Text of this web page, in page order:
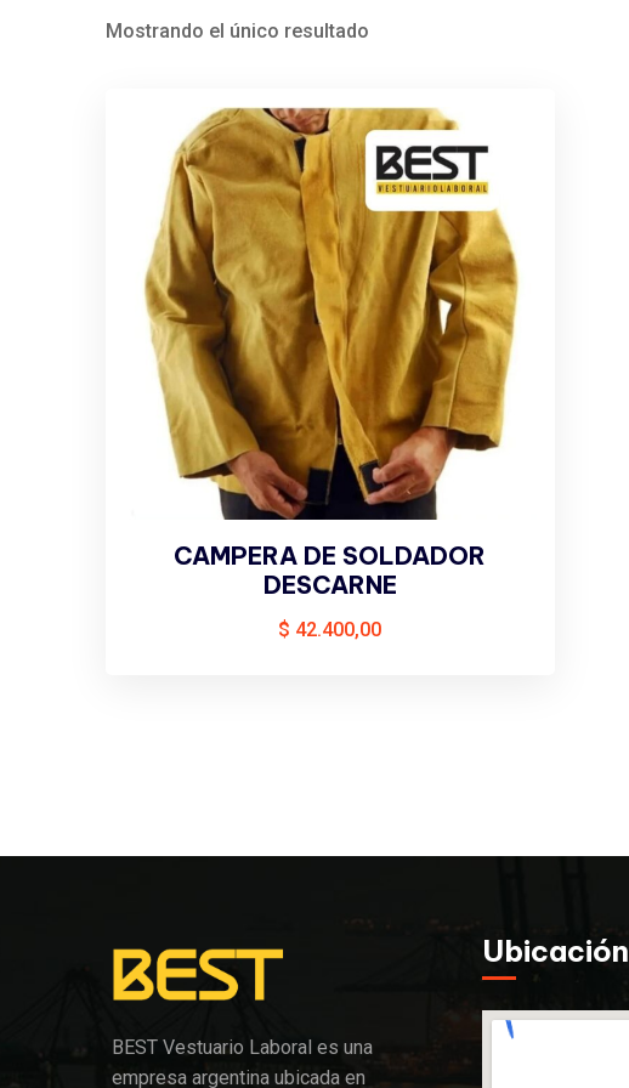
Mostrando el único resultado
CAMPERA DE SOLDADOR
DESCARNE
$ 42.400,00
BEST Vestuario Laboral es una
empresa argentina ubicada en
Ubicación